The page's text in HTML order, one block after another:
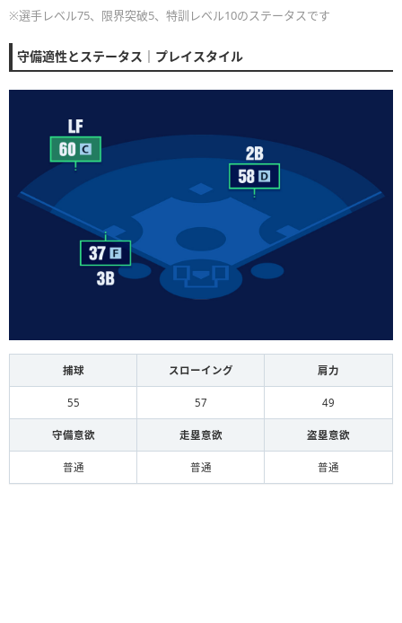
※選手レベル75、限界突破5、特訓レベル10のステータスです
守備適性とステータス｜プレイスタイル
捕球 スローイング 肩力
55 57 49
守備意欲 走塁意欲 盗塁意欲
普通 普通 普通